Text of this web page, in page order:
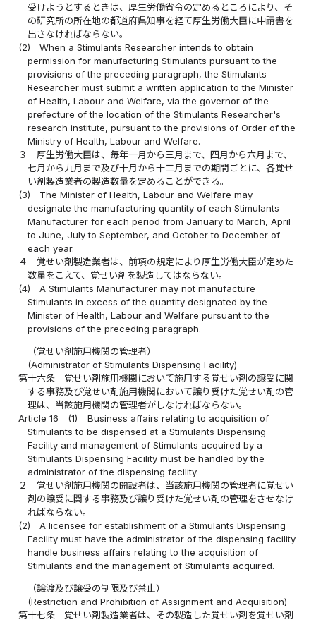
受けようとするときは、厚生労働省令の定めるところにより、そ
の研究所の所在地の都道府県知事を経て厚生労働大臣に申請書を
出さなければならない。
(2)
When a Stimulants Researcher intends to obtain
permission for manufacturing Stimulants pursuant to the
provisions of the preceding paragraph, the Stimulants
Researcher must submit a written application to the Minister
of Health, Labour and Welfare, via the governor of the
prefecture of the location of the Stimulants Researcher's
research institute, pursuant to the provisions of Order of the
Ministry of Health, Labour and Welfare.
３
厚生労働大臣は、毎年一月から三月まで、四月から六月まで、
七月から九月まで及び十月から十二月までの期間ごとに、各覚せ
い剤製造業者の製造数量を定めることができる。
(3)
The Minister of Health, Labour and Welfare may
designate the manufacturing quantity of each Stimulants
Manufacturer for each period from January to March, April
to June, July to September, and October to December of
each year.
４
覚せい剤製造業者は、前項の規定により厚生労働大臣が定めた
数量をこえて、覚せい剤を製造してはならない。
(4)
A Stimulants Manufacturer may not manufacture
Stimulants in excess of the quantity designated by the
Minister of Health, Labour and Welfare pursuant to the
provisions of the preceding paragraph.
（覚せい剤施用機関の管理者）
(Administrator of Stimulants Dispensing Facility)
第十六条
覚せい剤施用機関において施用する覚せい剤の譲受に関
する事務及び覚せい剤施用機関において譲り受けた覚せい剤の管
理は、当該施用機関の管理者がしなければならない。
Article 16
(1)
Business affairs relating to acquisition of
Stimulants to be dispensed at a Stimulants Dispensing
Facility and management of Stimulants acquired by a
Stimulants Dispensing Facility must be handled by the
administrator of the dispensing facility.
２
覚せい剤施用機関の開設者は、当該施用機関の管理者に覚せい
剤の譲受に関する事務及び譲り受けた覚せい剤の管理をさせなけ
ればならない。
(2)
A licensee for establishment of a Stimulants Dispensing
Facility must have the administrator of the dispensing facility
handle business affairs relating to the acquisition of
Stimulants and the management of Stimulants acquired.
（譲渡及び譲受の制限及び禁止）
(Restriction and Prohibition of Assignment and Acquisition)
第十七条
覚せい剤製造業者は、その製造した覚せい剤を覚せい剤